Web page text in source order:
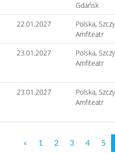
Gdańsk
22.01.2027
Polska,
Amfiteatr
23.01.2027
Polska,
Amfiteatr
23.01.2027
Polska,
Amfiteatr
« 1 2 3 4 5